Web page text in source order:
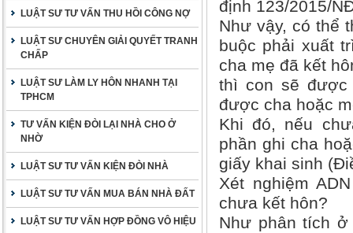
LUẬT SƯ TƯ VẤN THU HỒI CÔNG NỢ
LUẬT SƯ CHUYÊN GIẢI QUYẾT TRANH
CHẤP
LUẬT SƯ LÀM LY HÔN NHANH TẠI
TPHCM
TƯ VẤN KIỆN ĐÒI LẠI NHÀ CHO Ở
NHỜ
LUẬT SƯ TƯ VẤN KIỆN ĐÒI NHÀ
LUẬT SƯ TƯ VẤN MUA BÁN NHÀ ĐẤT
LUẬT SƯ TƯ VẤN HỢP ĐỒNG VÔ HIỆU
định 123/2015/
Như vậy, có thể
buộc phải xuất
cha mẹ đã kết
thì con sẽ được
được cha hoặc
Khi đó, nếu
phần ghi cha
giấy khai sinh
Xét nghiệm
chưa kết hôn?
Như phân tích